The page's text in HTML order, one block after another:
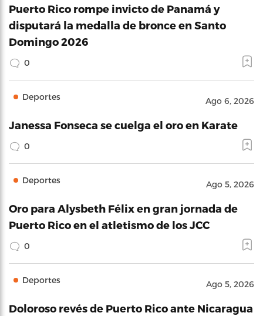
Puerto Rico rompe invicto de Panamá y
disputará la medalla de bronce en Santo
Domingo 2026
0
Deportes Ago 6, 2026
Janessa Fonseca se cuelga el oro en Karate
0
Deportes Ago 5, 2026
Oro para Alysbeth Félix en gran jornada de
Puerto Rico en el atletismo de los JCC
0
Deportes Ago 5, 2026
Doloroso revés de Puerto Rico ante Nicaragua